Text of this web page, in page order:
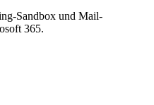
Sandbox und Mail-
365.